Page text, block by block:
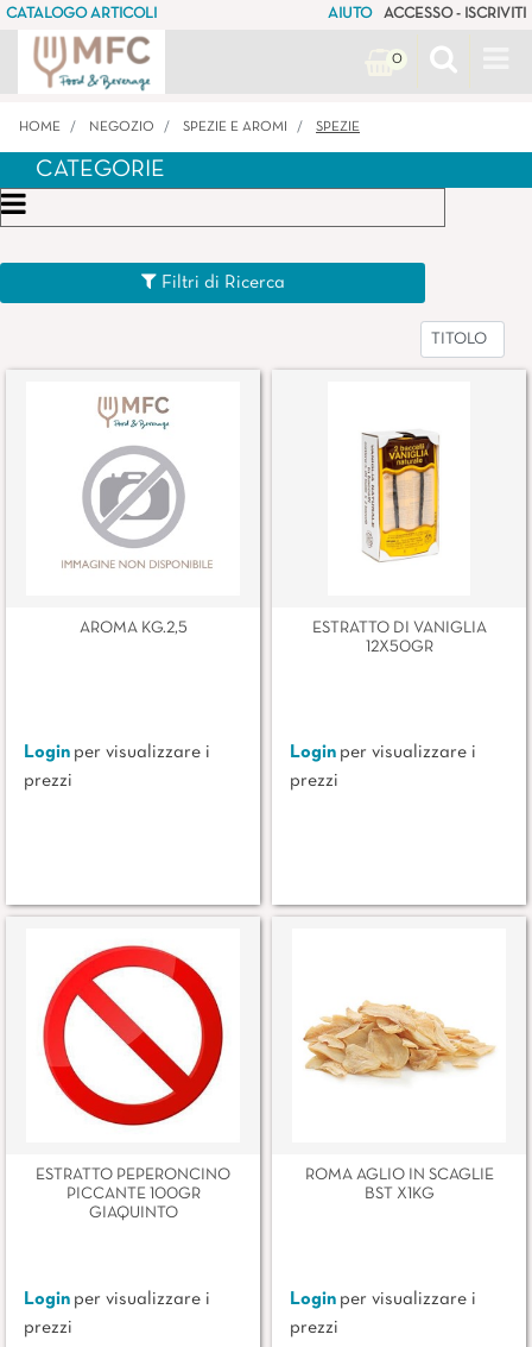
CATALOGO ARTICOLI AIUTO ACCESSO - ISCRIVITI
0
HOME NEGOZIO SPEZIE E AROMI SPEZIE
CATEGORIE
Open menu
Filtri di Ricerca
AROMA KG.2,5
Login per visualizzare i
prezzi
ESTRATTO DI VANIGLIA
12X50GR
Login per visualizzare i
prezzi
ESTRATTO PEPERONCINO
PICCANTE 100GR
GIAQUINTO
Login per visualizzare i
prezzi
ROMA AGLIO IN SCAGLIE
BST X1KG
Login per visualizzare i
prezzi